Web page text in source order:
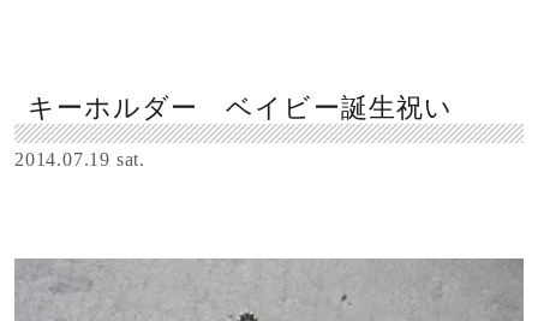
キーホルダー ベイビー誕生祝い
2014.07.19 sat.